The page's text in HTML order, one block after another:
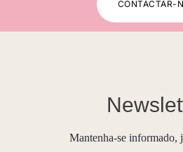
CONTACTAR-
Mantenha-se informado,